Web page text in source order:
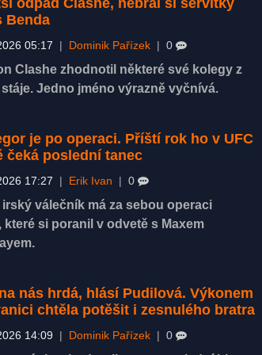
Benda
05:17 | Dominik Pařízek | 0
Clashe zhodnotil některé své kolegy z
stáje. Jedno jméno výrazně vyčnívá.
je po operaci. Příští rok ho v UFC
čeká poslední tanec
17:27 | Erik Ivan | 0
válečník má za sebou operaci
které si poranil v odvetě s Maxem
nás hrdá, hlásí Pudilová. Výkonem
chtěla potěšit i zesnulého bratra
14:09 | Dominik Pařízek | 0